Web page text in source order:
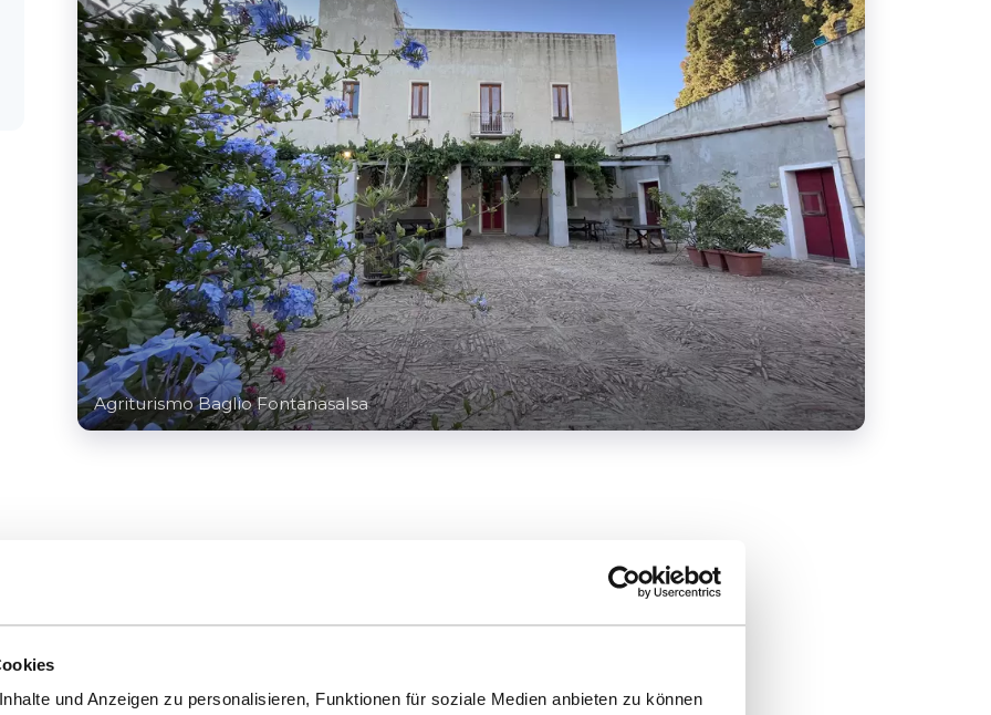
und Anzeigen zu personalisieren, Funktionen für soziale Medien anbieten zu können
Agriturismo Baglio Fontanasalsa